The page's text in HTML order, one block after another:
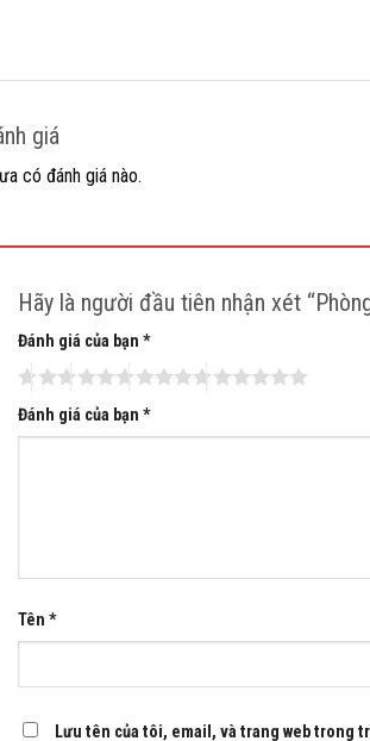
giá
có đánh giá nào.
Hãy là người đầu tiên nhận xét
Đánh giá của bạn *
Đánh giá của bạn *
Tên *
Lưu tên của tôi, email, và trang web trong